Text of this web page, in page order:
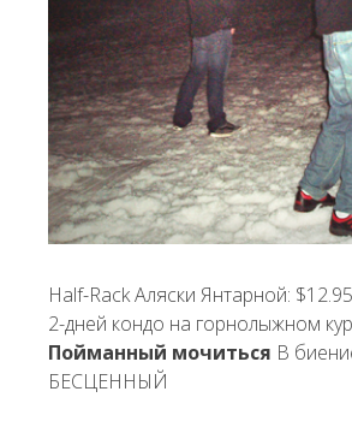
Half-Rack Аляски Янтарной:
2-дней кондо на горнолыжном
Пойманный мочиться В
БЕСЦЕННЫЙ